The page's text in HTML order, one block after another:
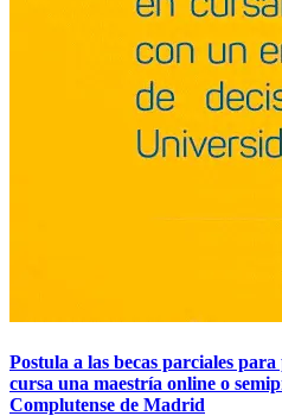
Postula a las becas parciales
cursa una maestría online o
Complutense de Madrid